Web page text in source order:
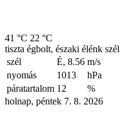
41 °C 22 °C
tiszta égbolt, északi élénk szél
szél
É, 8.56 m/s
nyomás
1013
hPa
páratartalom 12
%
holnap, péntek 7. 8. 2026